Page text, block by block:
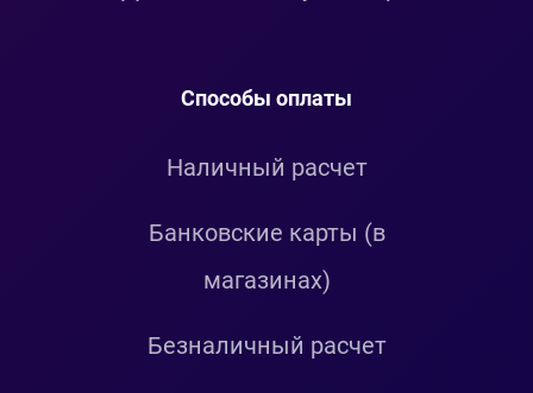
Способы оплаты
Наличный расчет
Банковские карты (в
магазинах)
Безналичный расчет